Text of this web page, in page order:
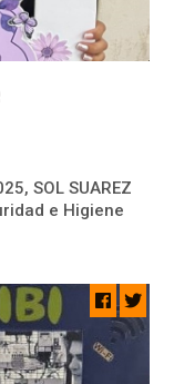
SOL SUAREZ
e Higiene